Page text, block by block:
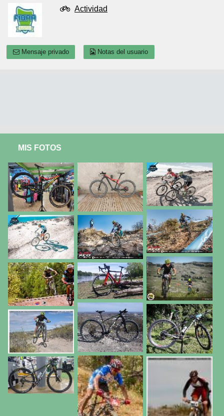
Actividad
Mensaje privado Notas del usuario
MIS FOTOS